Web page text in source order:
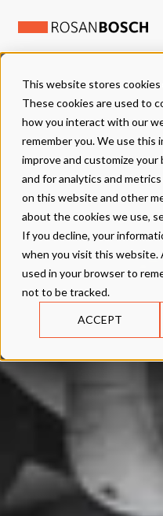
This website stores cookies
These cookies are used to
how you interact with our
remember you. We use this
improve and customize
and for analytics and
on this website and other
about the cookies we use,
If you decline, your
when you visit this website.
used in your browser to
not to be tracked.
ACCEPT